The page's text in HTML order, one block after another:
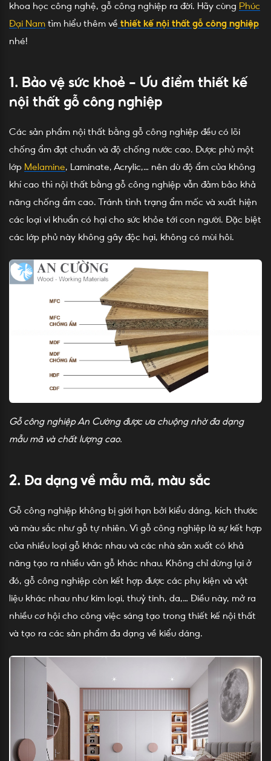
khoa học công nghệ, gỗ công nghiệp ra đời. Hãy cùng Phúc
Đại Nam tìm hiểu thêm về thiết kế nội thất gỗ công nghiệp
nhé!
1. Bảo vệ sức khoẻ – Ưu điểm thiết kế
nội thất gỗ công nghiệp
Các sản phẩm nội thất bằng gỗ công nghiệp đều có lõi
chống ẩm đạt chuẩn và độ chống nước cao. Được phủ một
lớp Melamine , Laminate, Acrylic,… nên dù độ ẩm của không
khí cao thì nội thất bằng gỗ công nghiệp vẫn đảm bảo khả
năng chống ẩm cao. Tránh tình trạng ẩm mốc và xuất hiện
các loại vi khuẩn có hại cho sức khỏe tới con người. Đặc biệt
các lớp phủ này không gây độc hại, không có mùi hôi.
Gỗ công nghiệp An Cường được ưa chuộng nhờ đa dạng
mẫu mã và chất lượng cao.
2. Đa dạng về mẫu mã, màu sắc
Gỗ công nghiệp không bị giới hạn bởi kiểu dáng, kích thước
và màu sắc như gỗ tự nhiên. Vì gỗ công nghiệp là sự kết hợp
của nhiều loại gỗ khác nhau và các nhà sản xuất có khả
năng tạo ra nhiều vân gỗ khác nhau. Không chỉ dừng lại ở
đó, gỗ công nghiệp còn kết hợp được các phụ kiện và vật
liệu khác nhau như kim loại, thuỷ tinh, da,… Điều này, mở ra
nhiều cơ hội cho công việc sáng tạo trong thiết kế nội thất
và tạo ra các sản phẩm đa dạng về kiểu dáng.